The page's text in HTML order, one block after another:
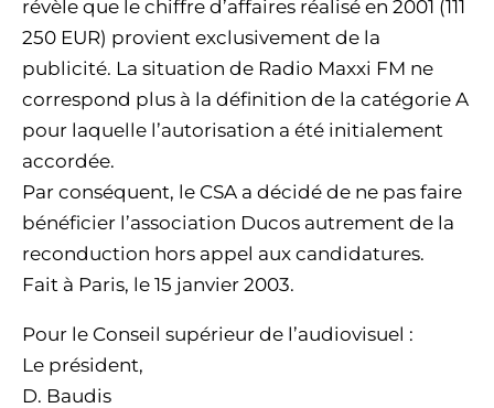
révèle que le chiffre d’affaires réalisé en 2001 (111
250 EUR) provient exclusivement de la
publicité. La situation de Radio Maxxi FM ne
correspond plus à la définition de la catégorie A
pour laquelle l’autorisation a été initialement
accordée.
Par conséquent, le CSA a décidé de ne pas faire
bénéficier l’association Ducos autrement de la
reconduction hors appel aux candidatures.
Fait à Paris, le 15 janvier 2003.
Pour le Conseil supérieur de l’audiovisuel :
Le président,
D. Baudis